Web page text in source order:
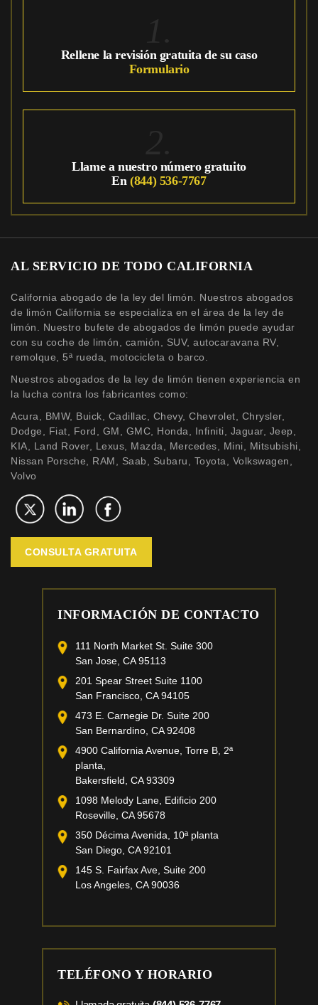
Rellene la revisión gratuita de su caso
Formulario
Llame a nuestro número gratuito
En(844) 536-7767
AL SERVICIO DE TODO CALIFORNIA
California abogado de la ley del limón. Nuestros abogados
de limón California se especializa en el área de la ley de
limón. Nuestro bufete de abogados de limón puede ayudar
con su coche de limón, camión, SUV, autocaravana RV,
remolque, 5ª rueda, motocicleta o barco.
Nuestros abogados de la ley de limón tienen experiencia en
la lucha contra los fabricantes como:
Acura, BMW, Buick, Cadillac, Chevy, Chevrolet, Chrysler,
Dodge, Fiat, Ford, GM, GMC, Honda, Infiniti, Jaguar, Jeep,
KIA, Land Rover, Lexus, Mazda, Mercedes, Mini, Mitsubishi,
Nissan Porsche, RAM, Saab, Subaru, Toyota, Volkswagen,
Volvo
CONSULTA GRATUITA
INFORMACIÓN DE CONTACTO
111 North Market St. Suite 300
San Jose, CA 95113
201 Spear Street Suite 1100
San Francisco, CA 94105
473 E. Carnegie Dr. Suite 200
San Bernardino, CA 92408
4900 California Avenue, Torre B, 2ª
planta,
Bakersfield, CA 93309
1098 Melody Lane, Edificio 200
Roseville, CA 95678
350 Décima Avenida, 10ª planta
San Diego, CA 92101
145 S. Fairfax Ave, Suite 200
Los Angeles, CA 90036
TELÉFONO Y HORARIO